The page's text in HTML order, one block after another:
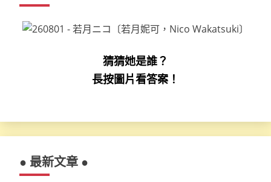
猜猜她是誰？
長按圖片看答案！
● 最新文章 ●